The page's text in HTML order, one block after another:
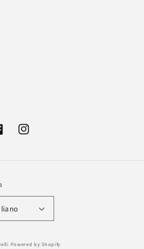
Instagram
Powered by Shopify